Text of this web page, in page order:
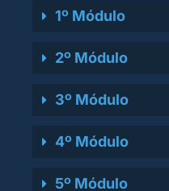
1º Módulo
2º Módulo
3º Módulo
4º Módulo
5º Módulo